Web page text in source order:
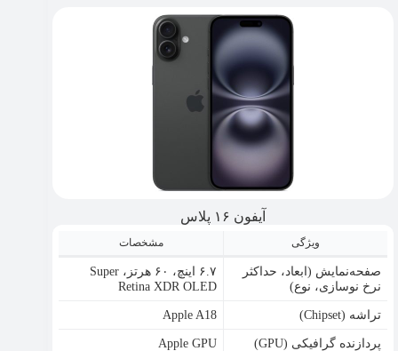
آیفون ۱۶ پلاس
ویژگی مشخصات
صفحه‌نمایش (ابعاد، حداکثر
نرخ نوسازی، نوع)
۶.۷ اینچ، ۶۰ هرتز، Super
Retina XDR OLED
تراشه (Chipset)
Apple A18
پردازنده گرافیکی (GPU)
Apple GPU